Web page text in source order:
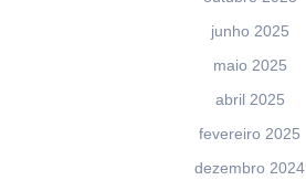
junho 2025
maio 2025
abril 2025
fevereiro 2025
dezembro 2024